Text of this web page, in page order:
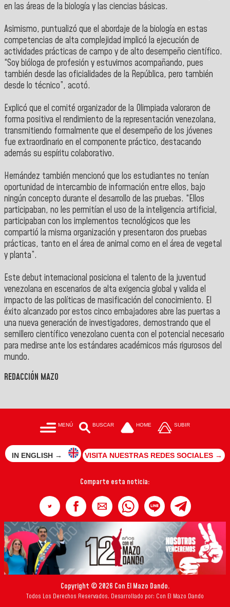
en las áreas de la biología y las ciencias básicas.
Asimismo, puntualizó que el abordaje de la biología en estas
competencias de alta complejidad implicó la ejecución de
actividades prácticas de campo y de alto desempeño científico.
“Soy bióloga de profesión y estuvimos acompañando, pues
también desde las oficialidades de la República, pero también
desde lo técnico”, acotó.
Explicó que el comité organizador de la Olimpiada valoraron de
forma positiva el rendimiento de la representación venezolana,
transmitiendo formalmente que el desempeño de los jóvenes
fue extraordinario en el componente práctico, destacando
además su espíritu colaborativo.
Hernández también mencionó que los estudiantes no tenían
oportunidad de intercambio de información entre ellos, bajo
ningún concepto durante el desarrollo de las pruebas. “Ellos
participaban, no les permitían el uso de la inteligencia artificial,
participaban con los implementos tecnológicos que les
compartió la misma organización y presentaron dos pruebas
prácticas, tanto en el área de animal como en el área de vegetal
y planta”.
Este debut internacional posiciona el talento de la juventud
venezolana en escenarios de alta exigencia global y valida el
impacto de las políticas de masificación del conocimiento. El
éxito alcanzado por estos cinco embajadores abre las puertas a
una nueva generación de investigadores, demostrando que el
semillero científico venezolano cuenta con el potencial necesario
para medirse ante los estándares académicos más rigurosos del
mundo.
REDACCIÓN MAZO
MENÚ BUSCAR HOME SUBIR
IN ENGLISH → VISITA NUESTRAS REDES SOCIALES →
Comparte esta noticia:
Copyright © 2026 Con El Mazo Dando.
Todos Los Derechos Reservados. Desarrollado por: Con El Mazo Dando